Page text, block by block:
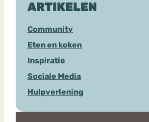
ARTIKELEN
Community
Eten en koken
Inspiratie
Sociale Media
Hulpverlening